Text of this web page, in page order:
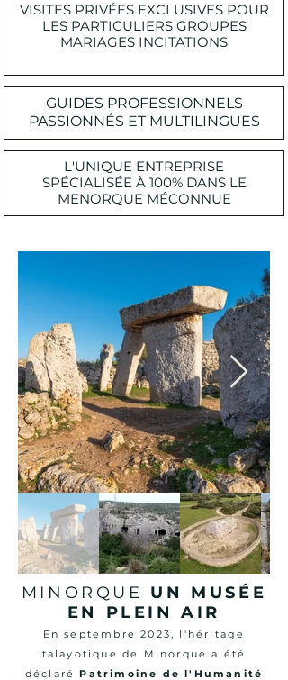
VISITES PRIVÉES EXCLUSIVES POUR
LES PARTICULIERS GROUPES
MARIAGES INCITATIONS
GUIDES PROFESSIONNELS
PASSIONNÉS ET MULTILINGUES
L'UNIQUE ENTREPRISE
SPÉCIALISÉE À 100% DANS LE
MENORQUE MÉCONNUE
MINORQUE
UN MUSÉE
EN PLEIN AIR
En septembre 2023, l'héritage
talayotique de Minorque a été
déclaré Patrimoine de l'Humanité